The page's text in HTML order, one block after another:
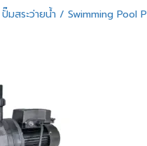
ปั๊มสระว่ายน้ำ / Swimming Pool